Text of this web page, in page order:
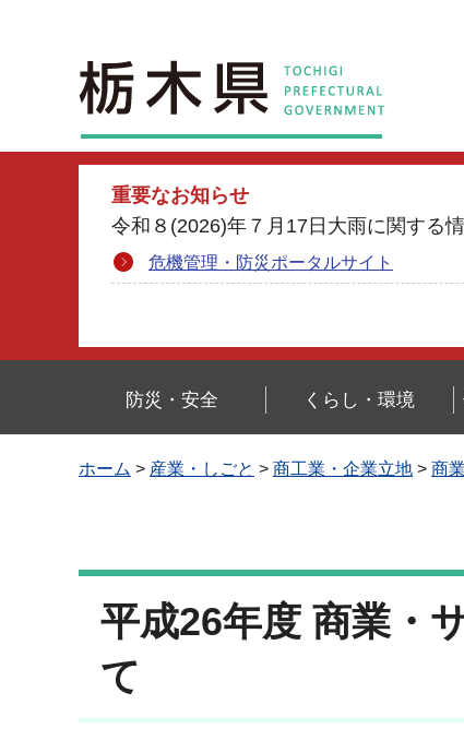
栃木県
重要なお知らせ
令和８(2026)年７月17日大雨に関する
危機管理・防災ポータルサイト
防災・安全 くらし・環境
ホーム > 産業・しごと > 商工業・企業立地 > 商
平成26年度 商業・
て